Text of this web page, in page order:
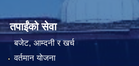
तपाईंको सेवा
बजेट, आम्दनी र खर्च
वर्तमान योजना